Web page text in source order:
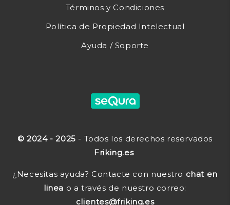
Términos y Condiciones
Política de Propiedad Intelectual
Ayuda / Soporte
© 2024 - 2025 - Todos los derechos reservados
Friking.es
¿Necesitas ayuda? Contacte con nuestro chat en
linea o a través de nuestro correo:
clientes@friking.es